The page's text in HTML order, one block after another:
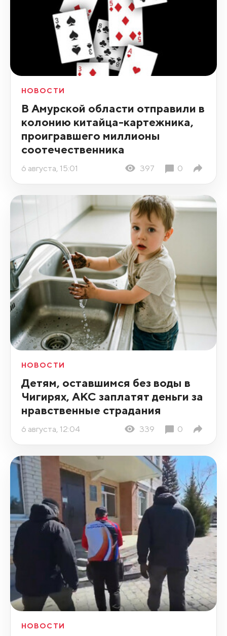
НОВОСТИ
В Амурской области отправили в
колонию китайца-картежника,
проигравшего миллионы
соотечественника
6 августа, 15:01 397 0
НОВОСТИ
Детям, оставшимся без воды в
Чигирях, АКС заплатят деньги за
нравственные страдания
6 августа, 12:04 339 0
НОВОСТИ